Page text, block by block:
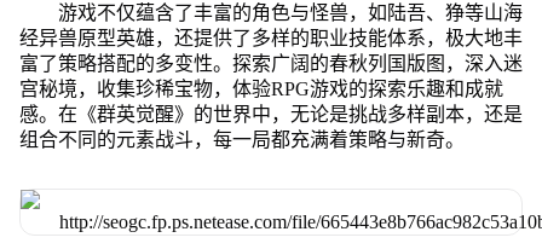
游戏不仅蕴含了丰富的角色与怪兽，如陆吾、狰等山海
经异兽原型英雄，还提供了多样的职业技能体系，极大地丰
富了策略搭配的多变性。探索广阔的春秋列国版图，深入迷
宫秘境，收集珍稀宝物，体验RPG游戏的探索乐趣和成就
感。在《群英觉醒》的世界中，无论是挑战多样副本，还是
组合不同的元素战斗，每一局都充满着策略与新奇。